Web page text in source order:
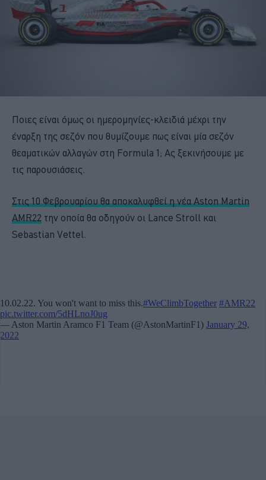
Ποιες είναι όμως οι ημερομηνίες-κλειδιά μέχρι την
έναρξη της σεζόν που θυμίζουμε πως είναι μία σεζόν
θεαματικών αλλαγών στη Formula 1; Ας ξεκινήσουμε με
τις παρουσιάσεις.
Στις 10 Φεβρουαρίου θα αποκαλυφθεί η νέα Aston Martin
AMR22 την οποία θα οδηγούν οι Lance Stroll και
Sebastian Vettel.